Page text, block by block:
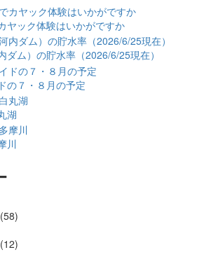
ヤック体験はいかがですか
ダム）の貯水率（2026/6/25現在）
の７・８月の予定
湖
川
(58)
(12)